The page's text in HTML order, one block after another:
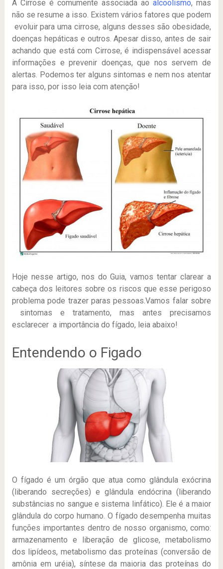
A Cirrose é comumente associada aoalcoolismo, mas
não se resume a isso. Existem vários fatores que podem
evoluir para uma cirrose, alguns desses são obesidade,
doenças hepáticas e outros. Apesar disso, antes de sair
achando que está com Cirrose, é indispensável acessar
informações e prevenir doenças, que nos servem de
alertas. Podemos ter alguns sintomas e nem nos atentar
para isso, por isso leia com atenção!
Hoje nesse artigo, nos do Guia, vamos tentar clarear a
cabeça dos leitores sobre os riscos que esse perigoso
problema pode trazer paras pessoas.Vamos falar sobre
sintomas e tratamento, mas antes precisamos
esclarecer a importância do fígado, leia abaixo!
Entendendo o Figado
O fígado é um órgão que atua como glândula exócrina
(liberando secreções) e glândula endócrina (liberando
substâncias no sangue e sistema linfático). Ele é a maior
glândula do corpo humano. O fígado desempenha muitas
funções importantes dentro de nosso organismo, como:
armazenamento e liberação de glicose, metabolismo
dos lipídeos, metabolismo das proteínas (conversão de
amônia em uréia), síntese da maioria das proteínas do